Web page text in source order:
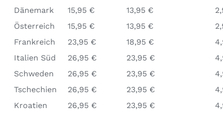
Dänemark
15,95 € 13,95 €
Österreich
15,95 € 13,95 €
Frankreich
23,95 € 18,95 €
Italien Süd
26,95 € 23,95 €
Schweden
26,95 € 23,95 €
Tschechien
26,95 € 23,95 €
Kroatien
26,95 € 23,95 €